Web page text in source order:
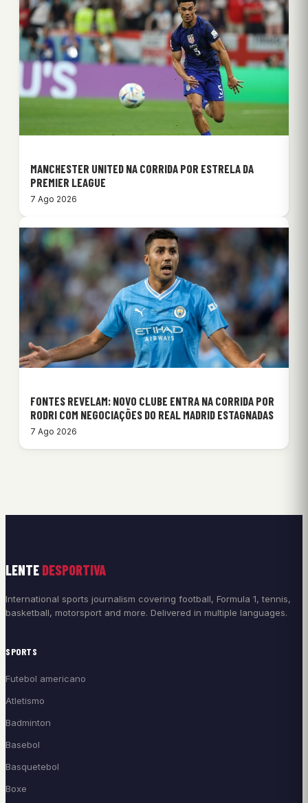
MANCHESTER UNITED NA CORRIDA POR ESTRELA DA
PREMIER LEAGUE
7 Ago 2026
FONTES REVELAM: NOVO CLUBE ENTRA NA CORRIDA POR
RODRI COM NEGOCIAÇÕES DO REAL MADRID ESTAGNADAS
7 Ago 2026
LENTE DESPORTIVA
International sports journalism covering football, Formula 1, tennis,
basketball, motorsport and more. Delivered in multiple languages.
SPORTS
Futebol americano
Atletismo
Badminton
Basebol
Basquetebol
Boxe